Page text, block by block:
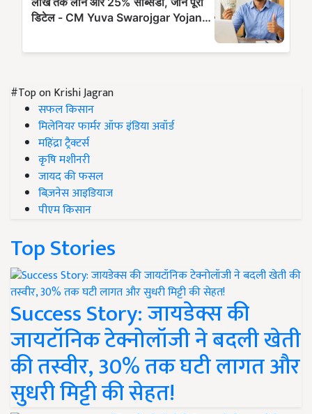
#Top on Krishi Jagran
सफल किसान
मिलेनियर फार्मर ऑफ इंडिया अवॉर्ड
महिंद्रा ट्रैक्टर्स
कृषि मशीनरी
जायद की फसल
बिज़नेस आइडियाज
पीएम किसान
Top Stories
Success Story: जायडेक्स की
जायटॉनिक टेक्नोलॉजी ने बदली खेती
की तस्वीर, 30% तक घटी लागत और
सुधरी मिट्टी की सेहत!